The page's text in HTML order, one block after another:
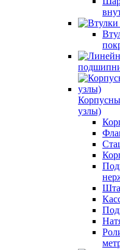
узлы)